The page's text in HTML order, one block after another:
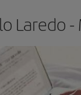
Laredo -